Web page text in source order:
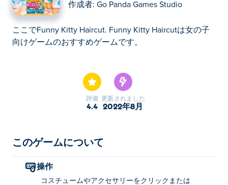
作成者: Go Panda Games Studio
ここでFunny Kitty Haircut. Funny Kitty Haircutは女の子
向けゲームのおすすめゲームです。
評価
4.4
更新されました
2022年8月
このゲームについて
操作
コスチュームやアクセサリーをクリックまたは